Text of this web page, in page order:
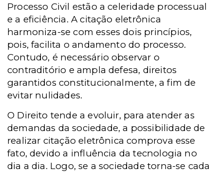
Processo Civil estão a celeridade processual
e a eficiência. A citação eletrônica
harmoniza-se com esses dois princípios,
pois, facilita o andamento do processo.
Contudo, é necessário observar o
contraditório e ampla defesa, direitos
garantidos constitucionalmente, a fim de
evitar nulidades.
O Direito tende a evoluir, para atender as
demandas da sociedade, a possibilidade de
realizar citação eletrônica comprova esse
fato, devido a influência da tecnologia no
dia a dia. Logo, se a sociedade torna-se cada